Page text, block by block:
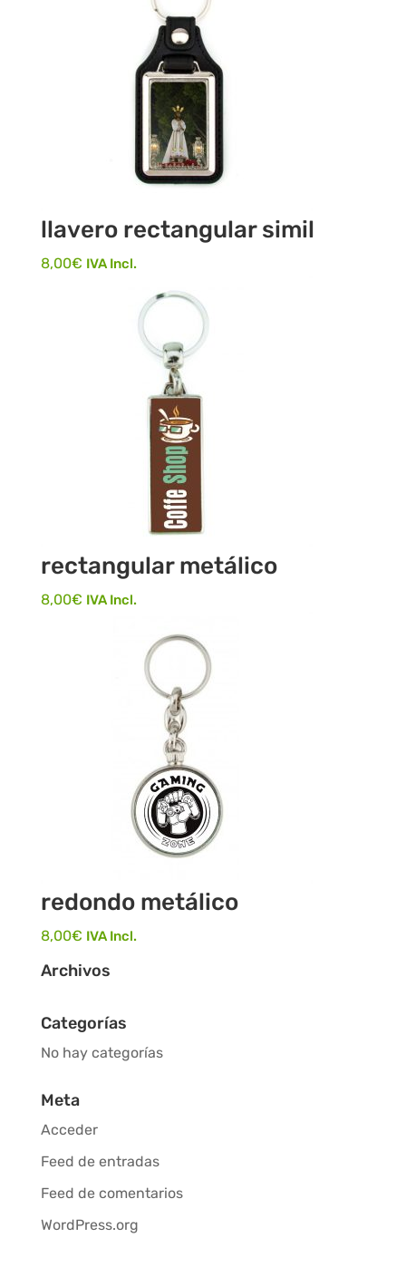
llavero rectangular simil
8,00€ IVA Incl.
rectangular metálico
8,00€ IVA Incl.
redondo metálico
8,00€ IVA Incl.
Archivos
Categorías
No hay categorías
Meta
Acceder
Feed de entradas
Feed de comentarios
WordPress.org